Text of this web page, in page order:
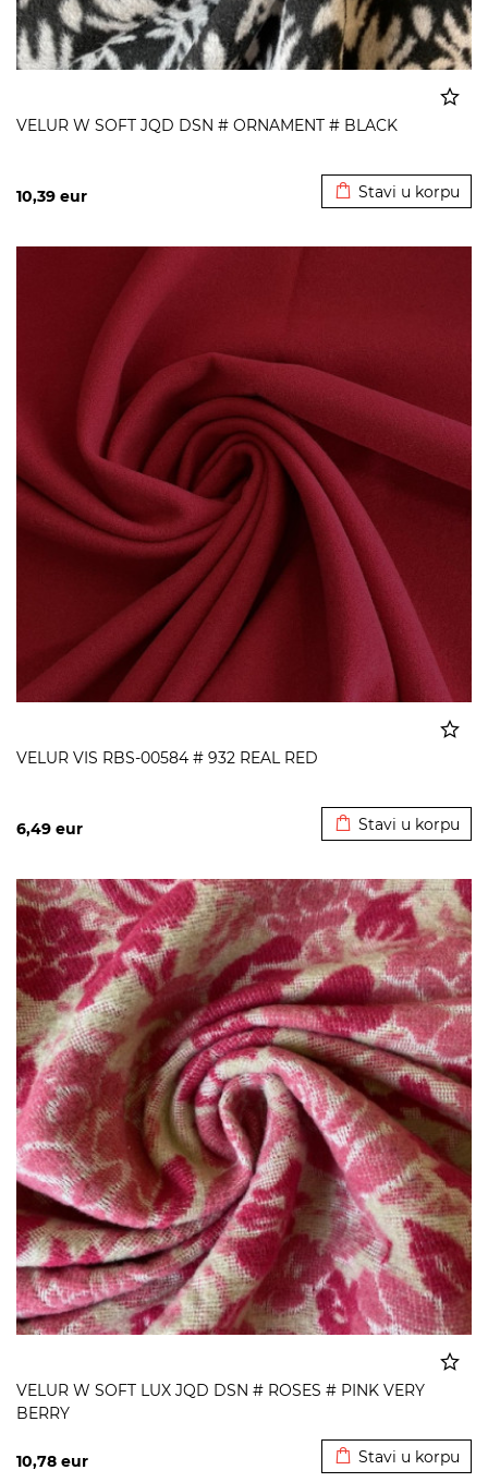
VELUR W SOFT JQD DSN # ORNAMENT # BLACK
10,39 eur Stavi u korpu
VELUR VIS RBS-00584 # 932 REAL RED
6,49 eur Stavi u korpu
VELUR W SOFT LUX JQD DSN # ROSES # PINK VERY
BERRY
10,78 eur Stavi u korpu